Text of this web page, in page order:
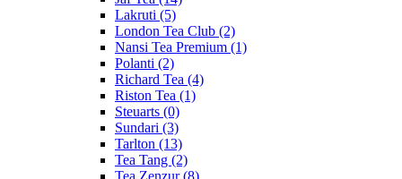
Lakruti (5)
London Tea Club (2)
Nansi Tea Premium (1)
Polanti (2)
Richard Tea (4)
Riston Tea (1)
Steuarts (0)
Sundari (3)
Tarlton (13)
Tea Tang (2)
Tea Zenzur(8)